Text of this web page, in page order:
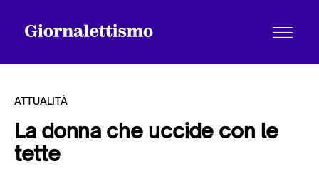
Tutti gli articoli
ATTUALITÀ
La donna che uccide con le
tette